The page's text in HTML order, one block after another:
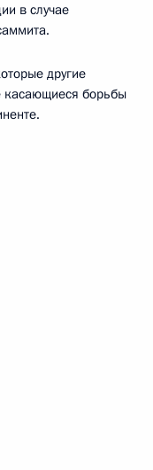
в случае
другие
касающиеся борьбы